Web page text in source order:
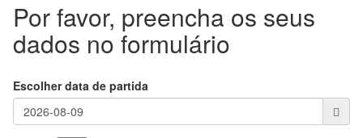
Por favor, preencha os seus
dados no formulário
Escolher data de partida